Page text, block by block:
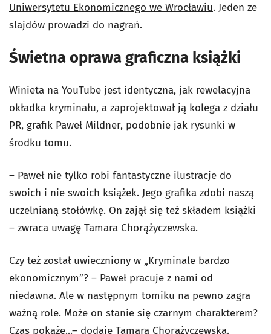
Uniwersytetu Ekonomicznego we Wrocławiu. Jeden ze
slajdów prowadzi do nagrań.
Świetna oprawa graficzna książki
Winieta na YouTube jest identyczna, jak rewelacyjna
okładka kryminału, a zaprojektował ją kolega z działu
PR, grafik Paweł Mildner, podobnie jak rysunki w
środku tomu.
– Paweł nie tylko robi fantastyczne ilustracje do
swoich i nie swoich książek. Jego grafika zdobi naszą
uczelnianą stołówkę. On zajął się też składem książki
– zwraca uwagę Tamara Chorążyczewska.
Czy też został uwieczniony w „Kryminale bardzo
ekonomicznym”? – Paweł pracuje z nami od
niedawna. Ale w następnym tomiku na pewno zagra
ważną role. Może on stanie się czarnym charakterem?
Czas pokaże...– dodaje Tamara Chorążyczewska.